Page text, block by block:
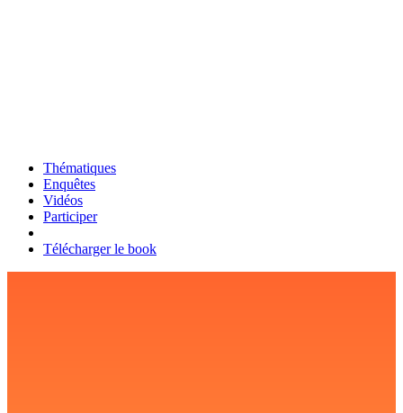
Thématiques
Enquêtes
Vidéos
Participer
Télécharger le book